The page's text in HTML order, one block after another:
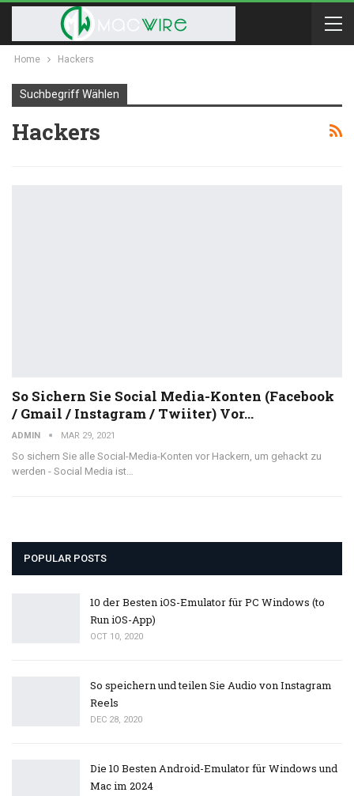
Home Hackers
Suchbegriff Wählen
Hackers
So Sichern Sie Social Media-Konten (Facebook
/ Gmail / Instagram / Twiiter) Vor…
ADMIN MAR 29, 2021
So sichern Sie alle Social-Media-Konten vor Hackern, um gehackt zu
werden - Social Media ist…
POPULAR POSTS
10 der Besten iOS-Emulator für PC Windows (to
Run iOS-App)
OCT 10, 2020
So speichern und teilen Sie Audio von Instagram
Reels
DEC 28, 2020
Die 10 Besten Android-Emulator für Windows und
Mac im 2024